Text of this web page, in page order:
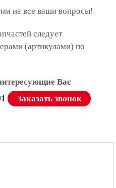
на все ваши вопросы!
следует
(артикулами) по
Вас
Заказать звонок